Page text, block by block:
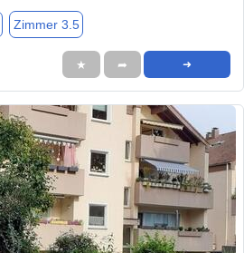
Zimmer 3.5
★ ➦ ➜